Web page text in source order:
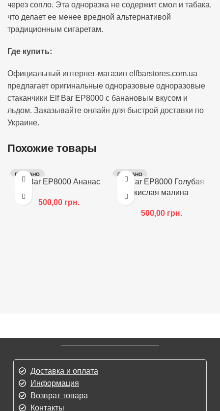
через сопло. Эта одноразка не содержит смол и табака,
что делает ее менее вредной альтернативой
традиционным сигаретам.
Где купить:
Официальный интернет-магазин elfbarstores.com.ua
предлагает оригинальные одноразовые одноразовые
стаканчики Elf Bar EP8000 с банановым вкусом и
льдом. Заказывайте онлайн для быстрой доставки по
Украине.
Похожие товары
ПРОДАНО
Elf Bar EP8000 Ананас
500,00 грн.
ПРОДАНО
Elf Bar EP8000 Голубая
кислая малина
500,00 грн.
Доставка и оплата
Информация
Возврат товара
Контакты